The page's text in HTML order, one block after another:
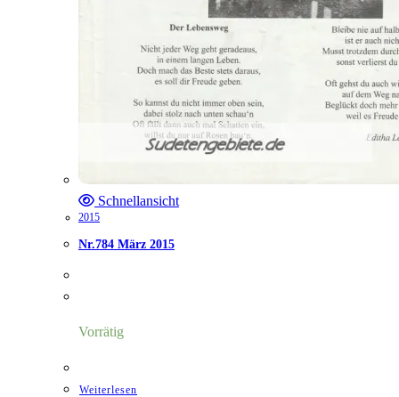
Schnellansicht
2015
Nr.784 März 2015
Vorrätig
Weiterlesen